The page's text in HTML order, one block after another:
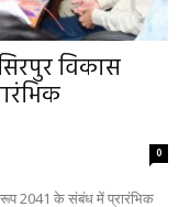
विकास
0
2041 के संबंध में प्रारंभिक